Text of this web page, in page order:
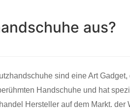
aus?
sind eine Art Gadget,
Handschuhe und hat
Hersteller auf dem Markt. der